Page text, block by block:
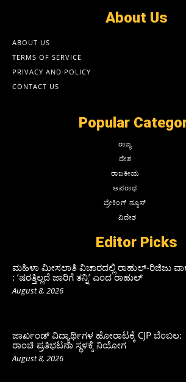
About Us
ABOUT US
TERMS OF SERVICE
PRIVACY AND POLICY
CONTACT US
Popular
ರಾಜ್ಯ
ದೇಶ
ರಾಜಕೀಯ
ಅಪರಾಧ
ಬ್ರೇಕಿಂಗ್ ನ್ಯೂಸ್
ವಿದೇಶ
Editor Picks
ಮಹಿಳಾ ಮೀಸಲಾತಿ ವಿಚಾರದಲ್ಲಿ ರಾಹುಲ್‌-ರಿಜಿಜು
: ‘ಷರತ್ತಿಲ್ಲದೆ ಜಾರಿಗೆ ತನ್ನಿ’ ಎಂದ ರಾಹುಲ್‌
August 8, 2026
ಜಾರ್ಖಂಡ್‌ ವಿದ್ಯಾರ್ಥಿಗಳ ಹೋರಾಟಕ್ಕೆ CJP ಬೆಂಬಲ:
ರಾಂಚಿ ಪ್ರತಿಭಟನಾ ಸ್ಥಳಕ್ಕೆ ನಿಯೋಗ
August 8, 2026